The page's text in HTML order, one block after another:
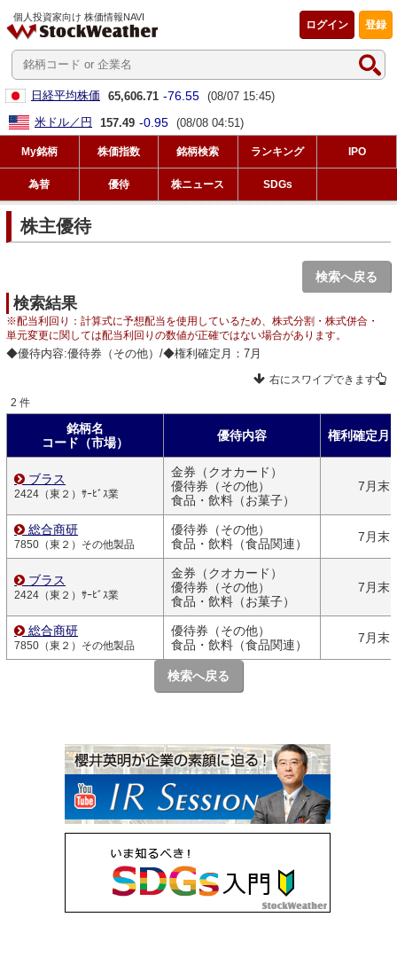
個人投資家向け 株価情報NAVI
登録
ログイン
日経平均株価 65,606.71 -76.55 (08/07 15:45)
米ドル／円
157.49 -0.95 (08/08 04:51)
My銘柄 株価指数 銘柄検索 ランキング IPO
為替 優待 株ニュース SDGs
株主優待
検索へ戻る
検索結果
※配当利回り：計算式に予想配当を使用しているため、株式分割・株式併合・
単元変更に関しては配当利回りの数値が正確ではない場合があります。
◆優待内容:優待券（その他）/◆権利確定月：7月
右にスワイプできます
2 件
銘柄名
コード（市場）
優待内容 権利確定月
ブラス
2424（東２）ｻｰﾋﾞｽ業
金券（クオカード）
優待券（その他）
食品・飲料（お菓子）
7月末
総合商研
7850（東２）その他製品
優待券（その他）
食品・飲料（食品関連）
7月末
ブラス
2424（東２）ｻｰﾋﾞｽ業
金券（クオカード）
優待券（その他）
食品・飲料（お菓子）
7月末
総合商研
7850（東２）その他製品
優待券（その他）
食品・飲料（食品関連）
7月末
検索へ戻る